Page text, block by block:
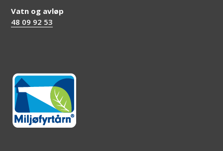
Vatn og avløp
48 09 92 53